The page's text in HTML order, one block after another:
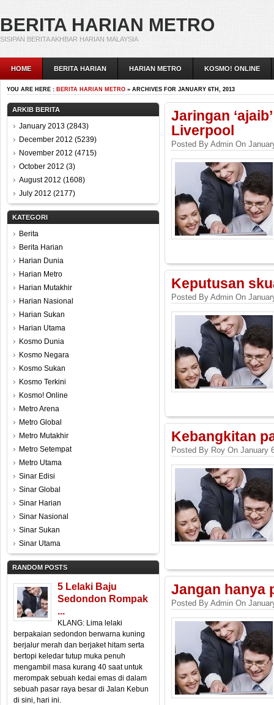
BERITA HARIAN METRO
SISIPAN BERITA AKHBAR HARIAN MALAYSIA
HOME BERITA HARIAN HARIAN METRO KOSMO! ONLINE
YOU ARE HERE : BERITA HARIAN METRO » ARCHIVES FOR JANUARY 6TH, 2013
ARKIB BERITA
January 2013 (2843)
December 2012 (5239)
November 2012 (4715)
October 2012 (3)
August 2012 (1608)
July 2012 (2177)
KATEGORI
Berita
Berita Harian
Harian Dunia
Harian Metro
Harian Mutakhir
Harian Nasional
Harian Sukan
Harian Utama
Kosmo Dunia
Kosmo Negara
Kosmo Sukan
Kosmo Terkini
Kosmo! Online
Metro Arena
Metro Global
Metro Mutakhir
Metro Setempat
Metro Utama
Sinar Edisi
Sinar Global
Sinar Harian
Sinar Nasional
Sinar Sukan
Sinar Utama
RANDOM POSTS
5 Lelaki Baju
Sedondon Rompak
...
KLANG: Lima lelaki
berpakaian sedondon berwarna kuning
berjalur merah dan berjaket hitam serta
bertopi keledar tutup muka penuh
mengambil masa kurang 40 saat untuk
merompak sebuah kedai emas di dalam
sebuah pasar raya besar di Jalan Kebun
di sini, hari ini.
Jaringan
Liverpool
Posted By Admin On
Keputusan
Posted By Admin On
Kebangkitan
Posted By Roy On January
Jangan hanya
Posted By Admin On